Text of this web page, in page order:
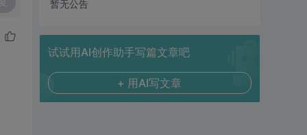
暂无公告
试试用AI创作助手写篇文章吧
+ 用AI写文章